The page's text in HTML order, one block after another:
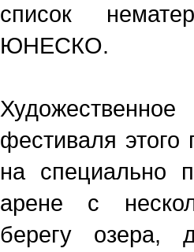
список
ЮНЕСКО.
фестиваля этого
на специально
арене с
берегу озера,